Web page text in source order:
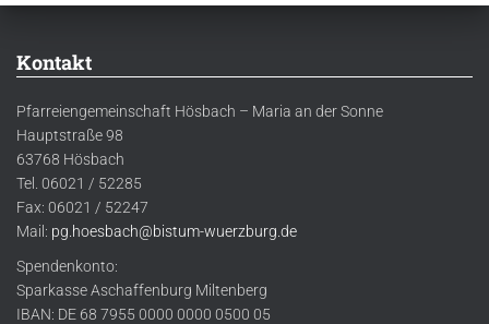
Kontakt
Pfarreiengemeinschaft Hösbach – Maria an der Sonne
Hauptstraße 98
63768 Hösbach
Tel. 06021 / 52285
Fax: 06021 / 52247
Mail: pg.hoesbach@bistum-wuerzburg.de
Spendenkonto:
Sparkasse Aschaffenburg Miltenberg
IBAN: DE 68 7955 0000 0000 0500 05